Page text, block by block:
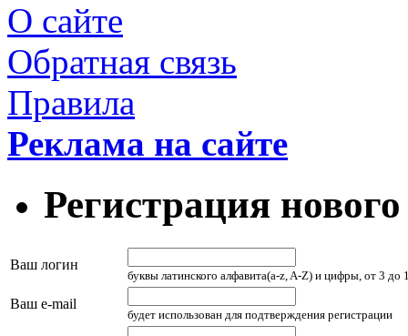
О сайте
Обратная связь
Правила
Реклама на сайте
Регистрация
Ваш логин
буквы латинского алфавита(a-z, A-Z) и цифры, от 3 до
Ваш e-mail
будет использован для подтверждения регистрации